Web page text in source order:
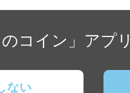
のコイン」アプ
ない